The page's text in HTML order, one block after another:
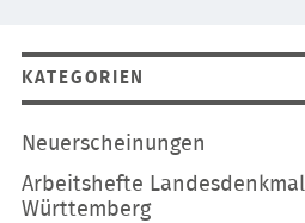
KATEGORIEN
Navigation
Neuerscheinungen
Arbeitshefte
Württemberg